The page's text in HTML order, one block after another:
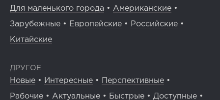
Для маленького города • Американские •
Зарубежные • Европейские • Российские •
Китайские
ДРУГОЕ
Новые • Интересные • Перспективные •
Рабочие • Актуальные • Быстрые • Доступные •